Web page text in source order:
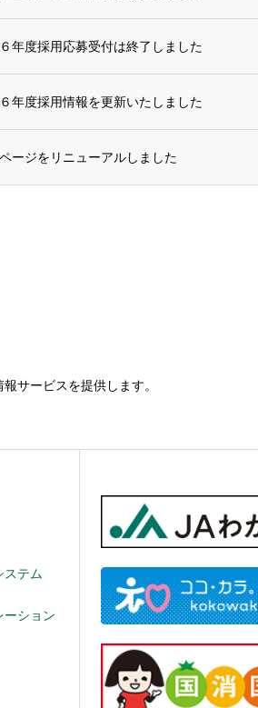
年度採用応募受付は終了しました
年度採用情報を更新いたしました
ージをリニューアルしました
サービスを提供します。
ステム
ーション